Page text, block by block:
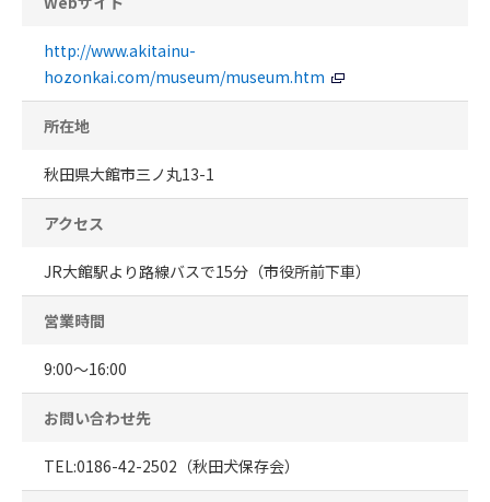
http://www.akitainu-
hozonkai.com/museum/museum.htm
所在地
秋田県大館市三ノ丸13-1
アクセス
JR大館駅より路線バスで15分（市役所前下車）
営業時間
9:00～16:00
お問い合わせ先
TEL:0186-42-2502（秋田犬保存会）